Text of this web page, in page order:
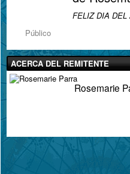
Público
FELIZ DIA
ACERCA DEL REMITENTE
Rosemarie